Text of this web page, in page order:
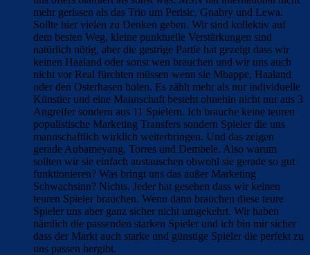
mehr gerissen als das Trio um Perisic, Gnabry und Lewa.
Sollte hier vielen zu Denken geben. Wir sind kollektiv auf
dem besten Weg, kleine punktuelle Verstärkungen sind
natürlich nötig, aber die gestrige Partie hat gezeigt dass wir
keinen Haaland oder sonst wen brauchen und wir uns auch
nicht vor Real fürchten müssen wenn sie Mbappe, Haaland
oder den Osterhasen holen. Es zählt mehr als nur individuelle
Künstler und eine Mannschaft besteht ohnehin nicht nur aus 3
Angreifer sondern aus 11 Spielern. Ich brauche keine teuren
populistische Marketing Transfers sondern Spieler die uns
mannschaftlich wirklich weiterbringen. Und das zeigen
gerade Aubameyang, Torres und Dembele. Also warum
sollten wir sie einfach austauschen obwohl sie gerade so gut
funktionieren? Was bringt uns das außer Marketing
Schwachsinn? Nichts. Jeder hat gesehen dass wir keinen
teuren Spieler brauchen. Wenn dann brauchen diese teure
Spieler uns aber ganz sicher nicht umgekehrt. Wir haben
nämlich die passenden starken Spieler und ich bin mir sicher
dass der Markt auch starke und günstige Spieler die perfekt zu
uns passen hergibt.